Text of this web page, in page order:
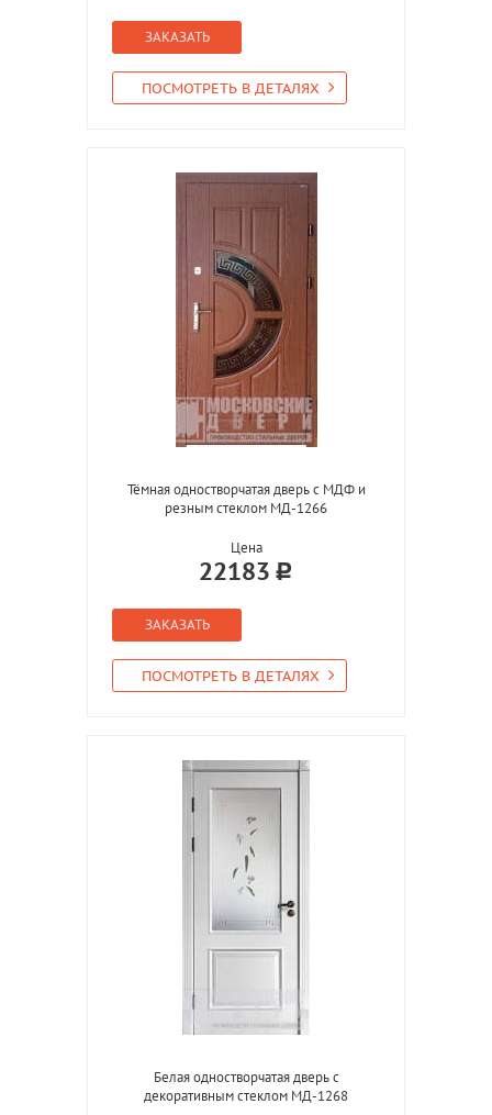
ЗАКАЗАТЬ
ПОСМОТРЕТЬ В ДЕТАЛЯХ
Тёмная одностворчатая дверь с МДФ и
резным стеклом МД-1266
Цена
22183
ЗАКАЗАТЬ
ПОСМОТРЕТЬ В ДЕТАЛЯХ
Белая одностворчатая дверь с
декоративным стеклом МД-1268